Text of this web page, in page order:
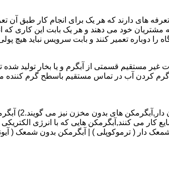
های دارند که هر یک برای انجام کار طبق آن
مشتریان خود می دهند و هر یک بابت این کاری
تعمیر کنند و بابت سرویس نباید هیچ
قسمتی از آبگرم و یا بخار تولید
آب در تماس مستقیم باسطح گرم کننده می
انواع آبگرمکن و تعمیر
کار می کنند,آبگرمکن هایی که با انرژی
آبگرمکن های گازسوز دیواری : آبگرمکن شمعک دار ( ترموکوپلی ) |